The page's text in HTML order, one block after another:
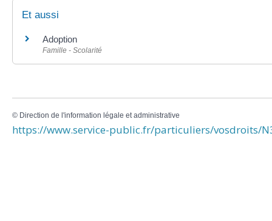
Et aussi
Adoption
Famille - Scolarité
© Direction de l'information légale et administrative
https://www.service-public.fr/particuliers/vosdroits/